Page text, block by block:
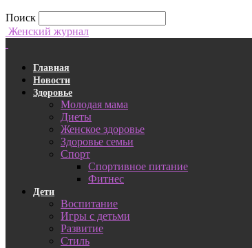
Поиск
Женский журнал
Главная
Новости
Здоровье
Молодая мама
Диеты
Женское здоровье
Здоровье семьи
Спорт
Спортивное питание
Фитнес
Дети
Воспитание
Игры с детьми
Развитие
Стиль